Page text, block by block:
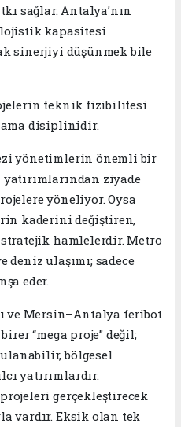
sağlar. Antalya’nın
kapasitesi
sinerjiyi düşünmek bile
teknik fizibilitesi
disiplinidir.
yönetimlerin önemli bir
ziyade
yöneliyor. Oysa
kaderini değiştiren,
hamlelerdir. Metro
deniz ulaşımı; sadece
eder.
ve Mersin–Antalya feribot
“mega proje” değil;
bölgesel
yatırımlardır.
gerçekleştirecek
vardır. Eksik olan tek